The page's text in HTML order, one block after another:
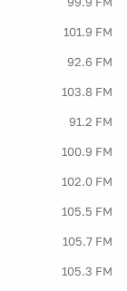
101.9 FM
92.6 FM
103.8 FM
91.2 FM
100.9 FM
102.0 FM
105.5 FM
105.7 FM
105.3 FM